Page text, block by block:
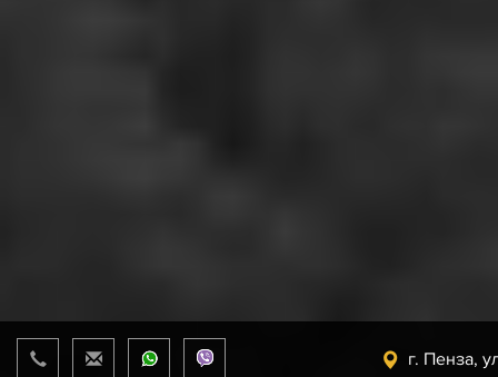
г. Пенза,